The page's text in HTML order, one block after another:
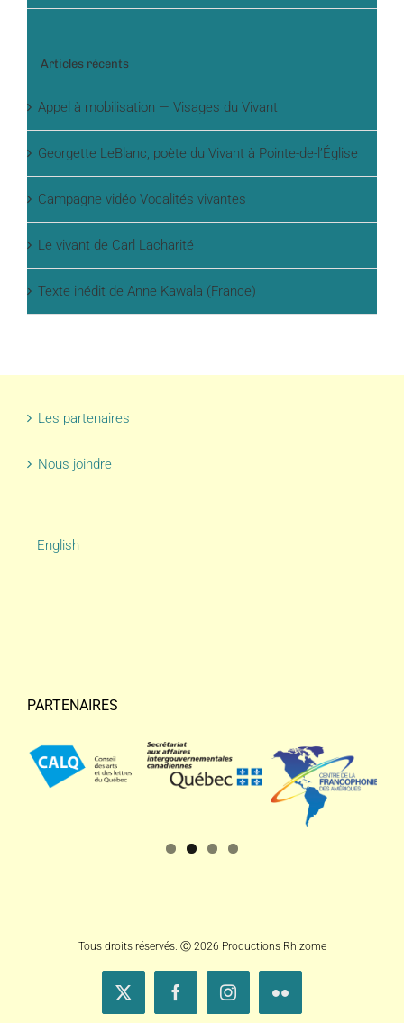
Articles récents
Appel à mobilisation — Visages du Vivant
Georgette LeBlanc, poète du Vivant à Pointe-de-l’Église
Campagne vidéo Vocalités vivantes
Le vivant de Carl Lacharité
Texte inédit de Anne Kawala (France)
Les partenaires
Nous joindre
English
PARTENAIRES
Tous droits réservés. Ⓒ 2026 Productions Rhizome
X FacebookInstagramFlickr